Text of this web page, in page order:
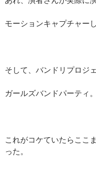
モーションキャプチャー
そして、バンドリプロジ
ガールズバンドパーティ
これがコケていたらここ
った。